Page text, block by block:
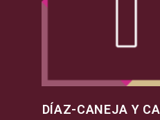
DÍAZ-CANEJA Y